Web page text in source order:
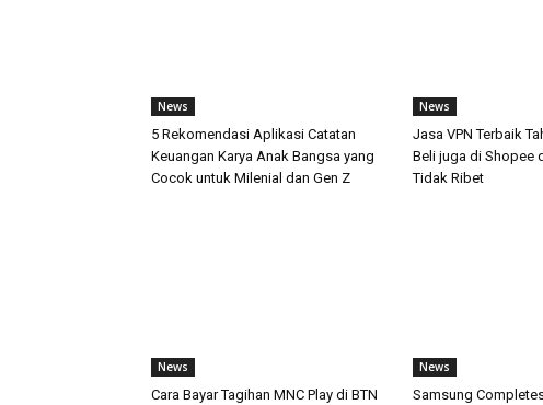
News
5 Rekomendasi Aplikasi Catatan
Keuangan Karya Anak Bangsa yang
Cocok untuk Milenial dan Gen Z
News
Jasa VPN Terbaik
Beli juga di Shopee
Tidak Ribet
News
Cara Bayar Tagihan MNC Play di BTN
News
Samsung